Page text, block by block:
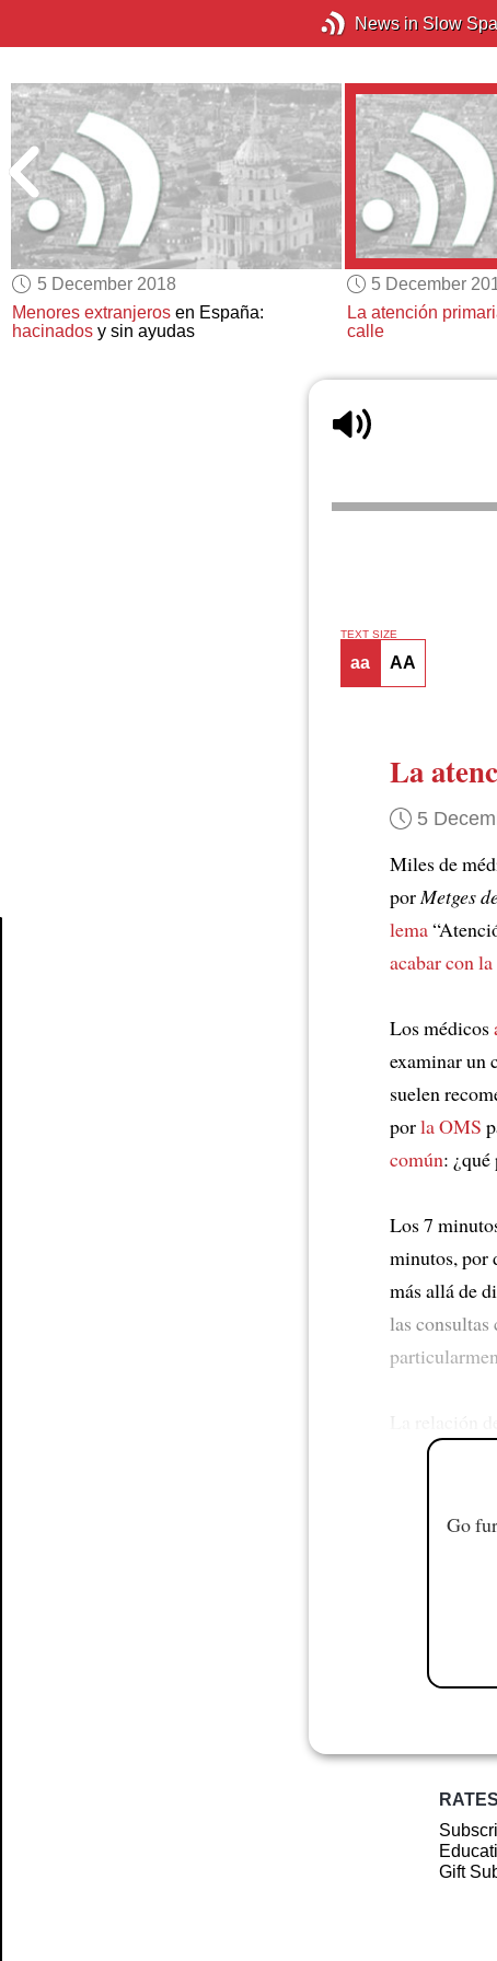
News in Slow
5 December 2018
Menores extranjeros en España:
hacinados y sin ayudas
5 December
La atención
calle
TEXT SIZE
aa AA
La
5
Miles de
por Metges
lema
acabar con
Los médicos
examinar un
suelen
porla OMS
común: ¿qué
Los 7
minutos, por
más allá de
las
Go
RATES
Gift